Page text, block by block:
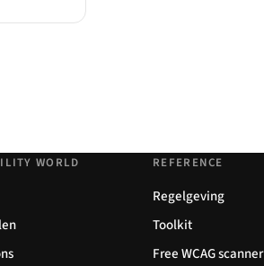
WORLD REFERENCE
Regelgeving
Toolkit
Free WCAG scanner